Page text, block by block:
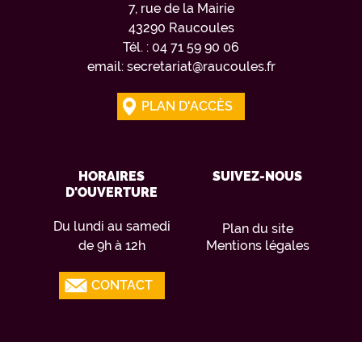
7, rue de la Mairie
43290 Raucoules
Tél. : 04 71 59 90 06
email: secretariat@raucoules.fr
PLAN D'ACCÈS
HORAIRES
D'OUVERTURE
Du lundi au samedi
de 9h à 12h
CONTACT
SUIVEZ-NOUS
Plan du site
Mentions légales